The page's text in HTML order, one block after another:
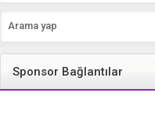
Sponsor Bağlantılar